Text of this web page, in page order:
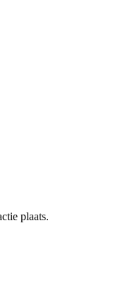
plaats.